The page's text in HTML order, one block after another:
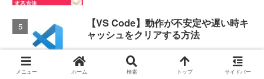
【VS Code】動作が不安定や遅い時キ
ャッシュをクリアする方法
メニュー ホーム 検索 トップ サイドバー